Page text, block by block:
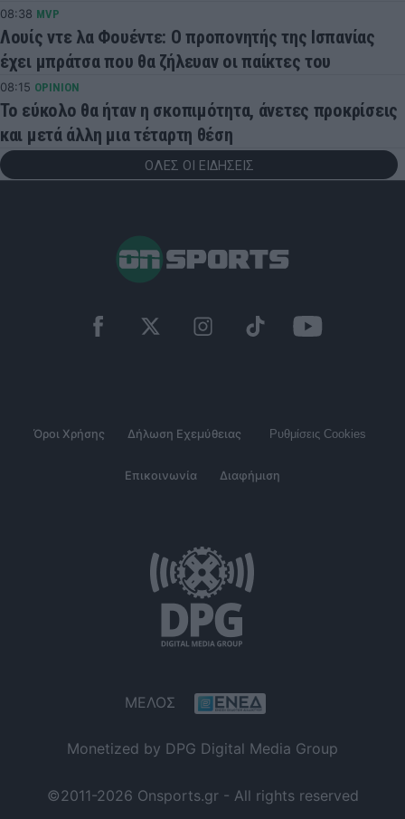
08:38 MVP
Λουίς ντε λα Φουέντε: Ο προπονητής της Ισπανίας
έχει μπράτσα που θα ζήλευαν οι παίκτες του
08:15 OPINION
Το εύκολο θα ήταν η σκοπιμότητα, άνετες προκρίσεις
και μετά άλλη μια τέταρτη θέση
ΟΛΕΣ ΟΙ ΕΙΔΗΣΕΙΣ
Όροι Χρήσης Δήλωση Εχεμύθειας Ρυθμίσεις Cookies
Επικοινωνία Διαφήμιση
ΜΕΛΟΣ
Monetized by DPG Digital Media Group
©2011-2026 Onsports.gr - All rights reserved